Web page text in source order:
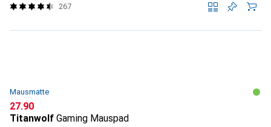
267
Mausmatte
CHF
27.90
Titanwolf Gaming Mauspad